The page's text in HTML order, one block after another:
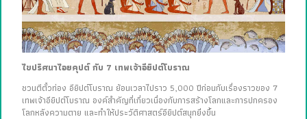
ไขปริศนาไอยคุปต์ กับ 7 เทพเจ้าอียิปต์โบราณ
ชวนตีตั๋วท่อง อียิปต์โบราณ ย้อนเวลาไปราว 5,000 ปีก่อนกับเรื่องราวของ 7
เทพเจ้าอียิปต์โบราณ องค์สำคัญที่เกี่ยวเนื่องกับการสร้างโลกและการปกครอง
โลกหลังความตาย และทำให้ประวัติศาสตร์อียิปต์สนุกยิ่งขึ้น